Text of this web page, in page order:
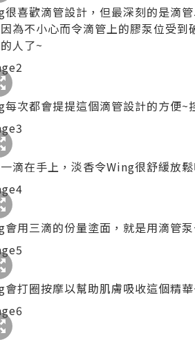
很喜歡滴管設計，但最深刻的是滴
為不小心而令滴管上的膠泵位受
人了~
每次都會提提這個滴管設計的方便~
滴在手上，淡香令Wing很舒緩放
會用三滴的份量塗面，就是用滴管
會打圈按摩以幫助肌膚吸收這個精